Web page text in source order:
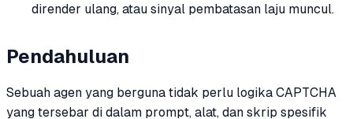
dirender ulang, atau sinyal pembatasan laju muncul.
Pendahuluan
Sebuah agen yang berguna tidak perlu logika CAPTCHA
yang tersebar di dalam prompt, alat, dan skrip spesifik